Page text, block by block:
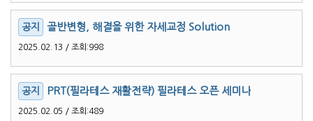
골반변형, 해결을 위한 자세교정 Solution
2025.02.13 / 조회:998
PRT(필라테스 재활전략) 필라테스 오픈 세미나
2025.02.05 / 조회:489